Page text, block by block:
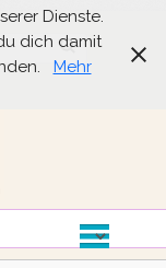
Dienste.
dich damit
Mehr